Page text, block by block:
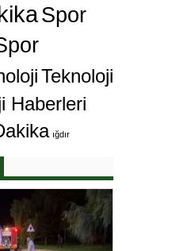
Spor
Teknoloji
Haberleri
ığdır